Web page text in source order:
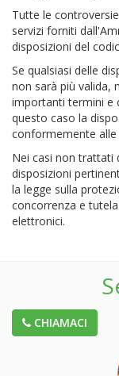
Tutte le
servizi forniti
disposizioni del
Se qualsiasi delle
non sarà più valida,
importanti termini e
questo caso la
conformemente alle
Nei casi non trattati
disposizioni
la legge sulla
concorrenza e
elettronici.
CHIAMACI